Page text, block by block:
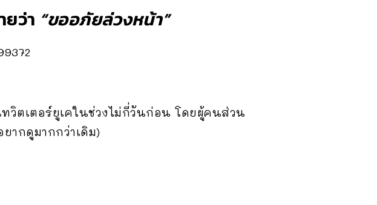
ว่า “ขออภัยล่วงหน้า”
วิตเตอร์ยูเคในช่วงไม่กี่วันก่อน โดยผู้คนส่วน
ากดูมากกว่าเดิม)